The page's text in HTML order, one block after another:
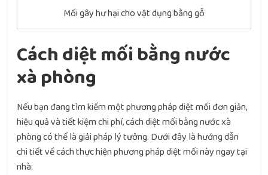
Mối gây hư hại cho vật dụng bằng gỗ
Cách diệt mối bằng nước
xà phòng
Nếu bạn đang tìm kiếm một phương pháp diệt mối đơn giản,
hiệu quả và tiết kiệm chi phí, cách diệt mối bằng nước xà
phòng có thể là giải pháp lý tưởng. Dưới đây là hướng dẫn
chi tiết về cách thực hiện phương pháp diệt mối này ngay tại
nhà: